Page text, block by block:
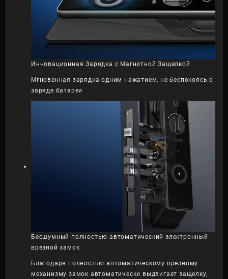
Инновационная Зарядка с Магнитной Защелкой
Мгновенная зарядка одним нажатием, не беспокоясь о
заряде батареи
Бесшумный полностью автоматический электронный
врезной замок
Благодаря полностью автоматическому врезному
механизму замок автоматически выдвигает защелку,